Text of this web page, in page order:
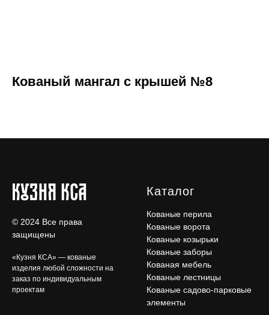
Кованый мангал с крышей №8
© 2024 Все права
защищены
«Кузня КСА» — кованые
изделия любой сложности на
заказ по индивидуальным
проектам
Каталог
Кованые перила
Кованые ворота
Кованые козырьки
Кованые заборы
Кованая мебель
Кованые лестницы
Кованые садово-парковые
элементы